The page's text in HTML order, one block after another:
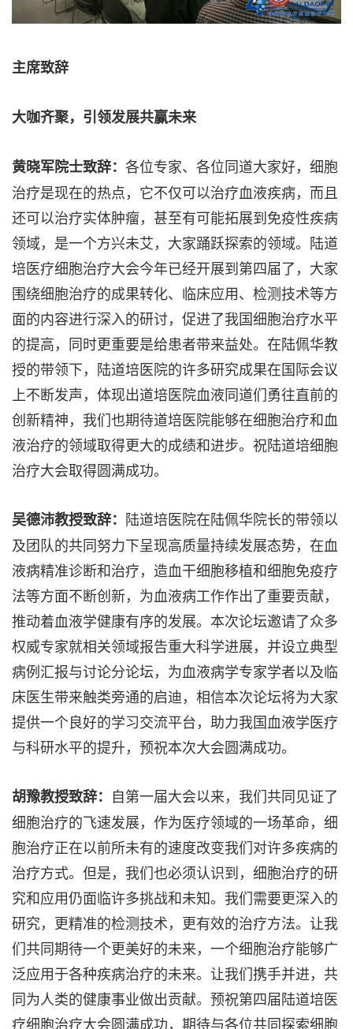
主席致辞
大咖齐聚，引领发展共赢未来
黄晓军院士致辞： 各位专家、各位同道大家好，细胞
治疗是现在的热点，它不仅可以治疗血液疾病，而且
还可以治疗实体肿瘤，甚至有可能拓展到免疫性疾病
领域，是一个方兴未艾，大家踊跃探索的领域。陆道
培医疗细胞治疗大会今年已经开展到第四届了，大家
围绕细胞治疗的成果转化、临床应用、检测技术等方
面的内容进行深入的研讨，促进了我国细胞治疗水平
的提高，同时更重要是给患者带来益处。在陆佩华教
授的带领下，陆道培医院的许多研究成果在国际会议
上不断发声，体现出道培医院血液同道们勇往直前的
创新精神，我们也期待道培医院能够在细胞治疗和血
液治疗的领域取得更大的成绩和进步。祝陆道培细胞
治疗大会取得圆满成功。
吴德沛教授致辞： 陆道培医院在陆佩华院长的带领以
及团队的共同努力下呈现高质量持续发展态势，在血
液病精准诊断和治疗，造血干细胞移植和细胞免疫疗
法等方面不断创新，为血液病工作作出了重要贡献，
推动着血液学健康有序的发展。本次论坛邀请了众多
权威专家就相关领域报告重大科学进展，并设立典型
病例汇报与讨论分论坛，为血液病学专家学者以及临
床医生带来触类旁通的启迪，相信本次论坛将为大家
提供一个良好的学习交流平台，助力我国血液学医疗
与科研水平的提升，预祝本次大会圆满成功。
胡豫教授致辞： 自第一届大会以来，我们共同见证了
细胞治疗的飞速发展，作为医疗领域的一场革命，细
胞治疗正在以前所未有的速度改变我们对许多疾病的
治疗方式。但是，我们也必须认识到，细胞治疗的研
究和应用仍面临许多挑战和未知。我们需要更深入的
研究，更精准的检测技术，更有效的治疗方法。让我
们共同期待一个更美好的未来，一个细胞治疗能够广
泛应用于各种疾病治疗的未来。让我们携手并进，共
同为人类的健康事业做出贡献。预祝第四届陆道培医
疗细胞治疗大会圆满成功，期待与各位共同探索细胞